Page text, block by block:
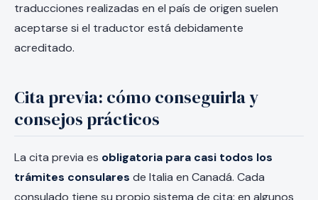
traducciones realizadas en el país de origen suelen
aceptarse si el traductor está debidamente
acreditado.
Cita previa: cómo conseguirla y
consejos prácticos
La cita previa es obligatoria para casi todos los
trámites consulares de Italia en Canadá. Cada
consulado tiene su propio sistema de cita: en algunos